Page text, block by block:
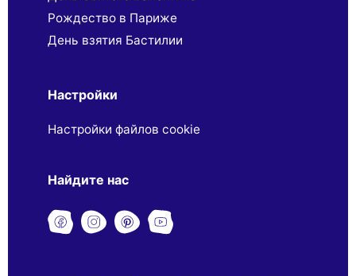
Рождество в Париже
День взятия Бастилии
Настройки
Настройки файлов cookie
Найдите нас